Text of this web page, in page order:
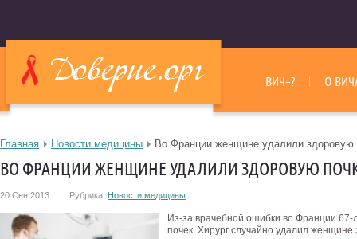
ВИЧ+? О
Главная Новости медицины Во Франции женщине удалили здоровую
ВО ФРАНЦИИ ЖЕНЩИНЕ УДАЛИЛИ ЗДОРОВУЮ
20 Сен 2013 Рубрика: Новости медицины
Из-за врачебной ошибки во Франции 67-
почек. Хирург случайно удалил